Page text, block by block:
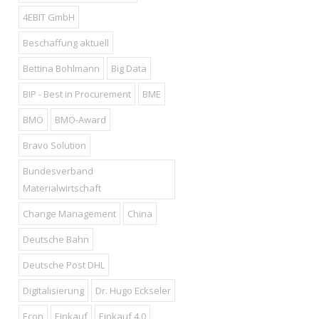
4EBIT GmbH
Beschaffung aktuell
Bettina Bohlmann
Big Data
BIP - Best in Procurement
BME
BMÖ
BMÖ-Award
Bravo Solution
Bundesverband
Materialwirtschaft
Change Management
China
Deutsche Bahn
Deutsche Post DHL
Digitalisierung
Dr. Hugo Eckseler
Econ
Einkauf Einkauf 4.0